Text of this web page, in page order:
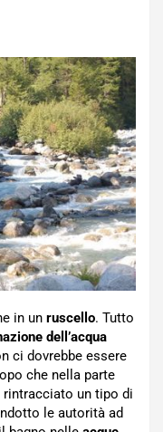
in un ruscello. Tutto
dell’acqua
ci dovrebbe essere
che nella parte
un tipo di
le autorità ad